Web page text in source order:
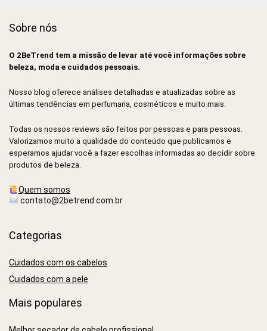
Sobre nós
O 2BeTrend tem a missão de levar até você informações sobre
beleza, moda e cuidados pessoais.
Nosso blog oferece análises detalhadas e atualizadas sobre as
últimas tendências em perfumaria, cosméticos e muito mais.
Todas os nossos reviews são feitos por pessoas e para pessoas.
Valorizamos muito a qualidade do conteúdo que publicamos e
esperamos ajudar você a fazer escolhas informadas ao decidir sobre
produtos de beleza.
Quem somos
contato@2betrend.com.br
Categorias
Cuidados com os cabelos
Cuidados com a pele
Mais populares